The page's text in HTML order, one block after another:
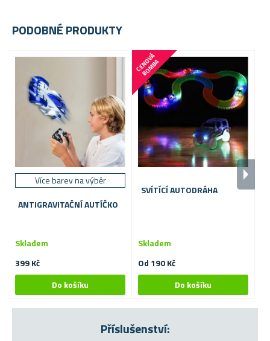
PODOBNÉ PRODUKTY
Více barev na výběr
ANTIGRAVITAČNÍ AUTÍČKO
399 Kč
Skladem
C
E
N
O
V
Á
B
O
M
B
A
SVÍTÍCÍ AUTODRÁHA
Od 190 Kč
Skladem
Příslušenství: